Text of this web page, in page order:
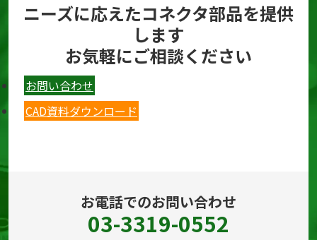
ニーズに応えたコネクタ部品を提供
します
お気軽にご相談ください
お問い合わせ
CAD資料ダウンロード
お電話でのお問い合わせ
03-3319-0552